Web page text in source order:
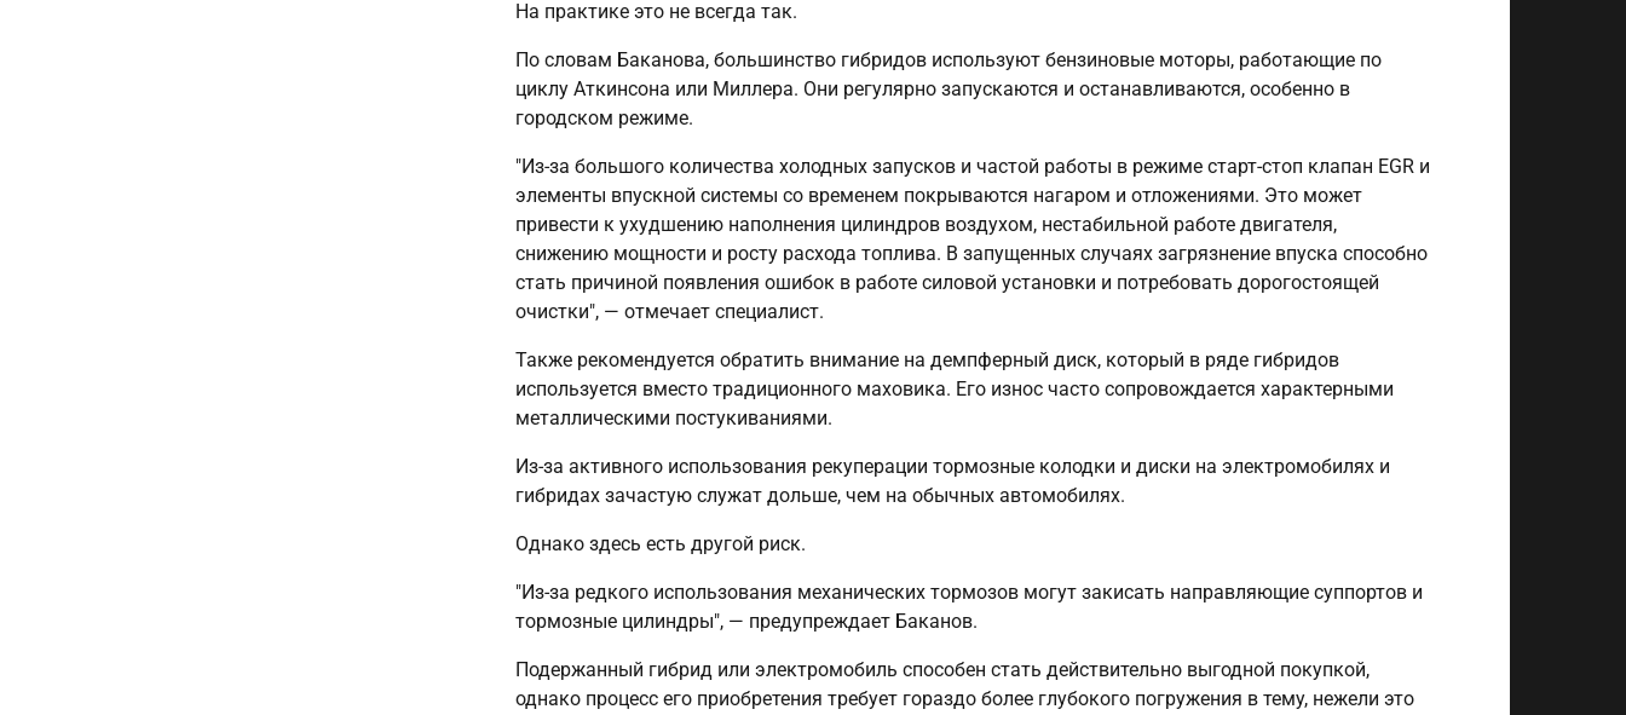
На практике это не всегда так.
По словам Баканова, большинство гибридов используют бензиновые моторы, работающие по
циклу Аткинсона или Миллера. Они регулярно запускаются и останавливаются, особенно в
городском режиме.
"Из-за большого количества холодных запусков и частой работы в режиме старт-стоп клапан EGR и
элементы впускной системы со временем покрываются нагаром и отложениями. Это может
привести к ухудшению наполнения цилиндров воздухом, нестабильной работе двигателя,
снижению мощности и росту расхода топлива. В запущенных случаях загрязнение впуска способно
стать причиной появления ошибок в работе силовой установки и потребовать дорогостоящей
очистки", — отмечает специалист.
Также рекомендуется обратить внимание на демпферный диск, который в ряде гибридов
используется вместо традиционного маховика. Его износ часто сопровождается характерными
металлическими постукиваниями.
Из-за активного использования рекуперации тормозные колодки и диски на электромобилях и
гибридах зачастую служат дольше, чем на обычных автомобилях.
Однако здесь есть другой риск.
"Из-за редкого использования механических тормозов могут закисать направляющие суппортов и
тормозные цилиндры", — предупреждает Баканов.
Подержанный гибрид или электромобиль способен стать действительно выгодной покупкой,
однако процесс его приобретения требует гораздо более глубокого погружения в тему, нежели это